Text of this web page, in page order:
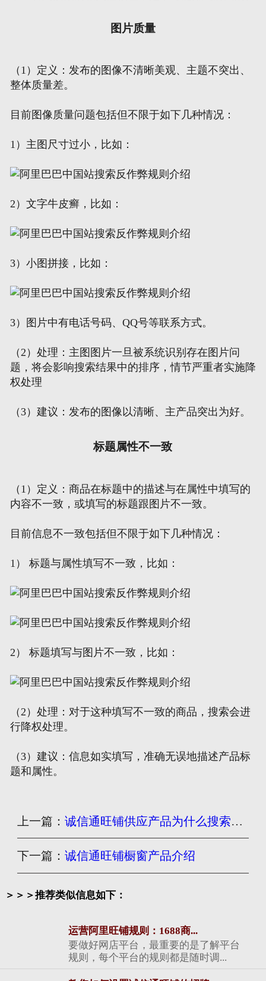
图片质量
（1）定义：发布的图像不清晰美观、主题不突出、
整体质量差。
目前图像质量问题包括但不限于如下几种情况：
1）主图尺寸过小，比如：
2）文字牛皮癣，比如：
3）小图拼接，比如：
3）图片中有电话号码、QQ号等联系方式。
（2）处理：主图图片一旦被系统识别存在图片问
题，将会影响搜索结果中的排序，情节严重者实施降
权处理
（3）建议：发布的图像以清晰、主产品突出为好。
标题属性不一致
（1）定义：商品在标题中的描述与在属性中填写的
内容不一致，或填写的标题跟图片不一致。
目前信息不一致包括但不限于如下几种情况：
1） 标题与属性填写不一致，比如：
2） 标题填写与图片不一致，比如：
（2）处理：对于这种填写不一致的商品，搜索会进
行降权处理。
（3）建议：信息如实填写，准确无误地描述产品标
题和属性。
上一篇：诚信通旺铺供应产品为什么搜索不到？
下一篇：诚信通旺铺橱窗产品介绍
＞＞＞推荐类似信息如下：
运营阿里旺铺规则：1688商...
要做好网店平台，最重要的是了解平台
规则，每个平台的规则都是随时调...